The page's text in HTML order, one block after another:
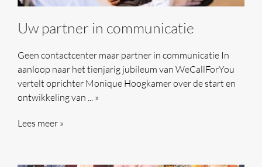
Uw partner in communicatie
Geen contactcenter maar partner in communicatie In
aanloop naar het tienjarig jubileum van WeCallForYou
vertelt oprichter Monique Hoogkamer over de start en
ontwikkeling van ... »
Lees meer »